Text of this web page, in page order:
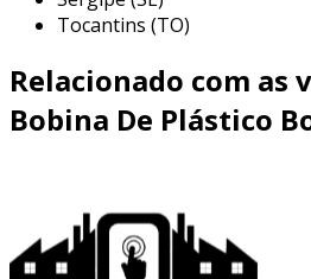
a melhor bobina de
especializada na fabricação de
de filmes técnicos de polietileno,
atender as mais diversas
clientes em diferentes setores.
orçamento!
Tocantins (TO)
Relacionado com as
Bobina De Plástico